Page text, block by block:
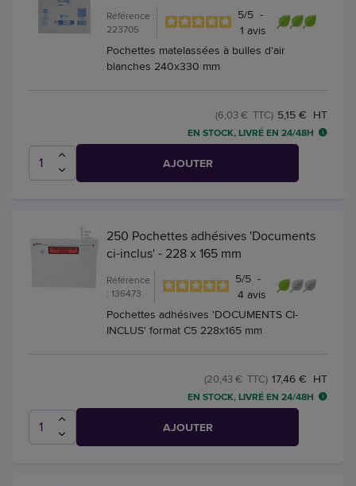
Référence :
223705
5/5 -
1 avis
Pochettes matelassées à bulles d'air
blanches 240x330 mm
5,15 € HT
(6,03 € TTC)
EN STOCK, LIVRÉ EN 24/48H
AJOUTER
250 Pochettes adhésives 'Documents
ci-inclus' - 228 x 165 mm
Référence
: 136473
5/5 -
4 avis
Pochettes adhésives 'DOCUMENTS CI-
INCLUS' format C5 228x165 mm
17,46 € HT
(20,43 € TTC)
EN STOCK, LIVRÉ EN 24/48H
AJOUTER